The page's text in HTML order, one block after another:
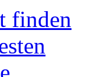
finden